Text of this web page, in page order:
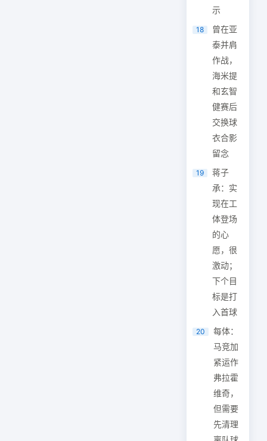
示
18
曾在亚
泰并肩
作战，
海米提
和玄智
健赛后
交换球
衣合影
留念
19
蒋子
承：实
现在工
体登场
的心
愿，很
激动；
下个目
标是打
入首球
20
每体：
马竞加
紧运作
弗拉霍
维奇，
但需要
先清理